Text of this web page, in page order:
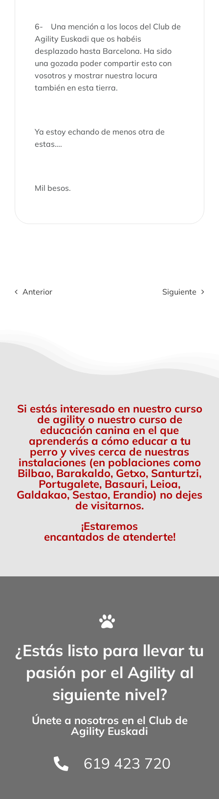
6- Una mención a los locos del Club de
Agility Euskadi que os habéis
desplazado hasta Barcelona. Ha sido
una gozada poder compartir esto con
vosotros y mostrar nuestra locura
también en esta tierra.
Ya estoy echando de menos otra de
estas….
Mil besos.
Anterior Siguiente
Si estás interesado en nuestro curso
de agility o nuestro curso de
educación canina en el que
aprenderás a cómo educar a tu
perro y vives cerca de nuestras
instalaciones (en poblaciones como
Bilbao, Barakaldo, Getxo, Santurtzi,
Portugalete, Basauri, Leioa,
Galdakao, Sestao, Erandio) no dejes
de visitarnos.
¡Estaremos
encantados de atenderte!
¿Estás listo para llevar tu
pasión por el Agility al
siguiente nivel?
Únete a nosotros en el Club de
Agility Euskadi
619 423 720